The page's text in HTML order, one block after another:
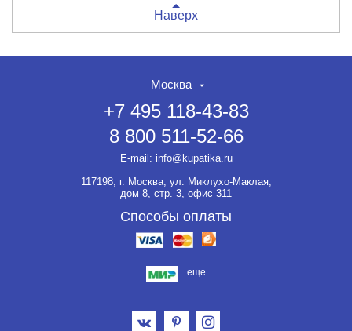
Наверх
Москва
+7 495 118-43-83
8 800 511-52-66
E-mail: info@kupatika.ru
117198, г. Москва, ул. Миклухо-Маклая,
дом 8, стр. 3, офис 311
Способы оплаты
еще